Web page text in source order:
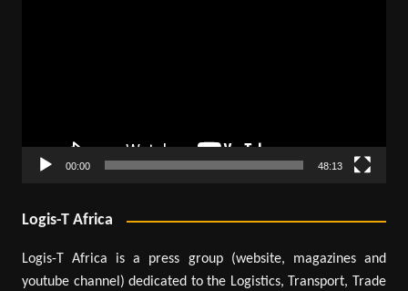
00:00 48:13
Logis-T Africa
Logis-T Africa is a press group (website, magazines and
youtube channel) dedicated to the Logistics, Transport, Trade